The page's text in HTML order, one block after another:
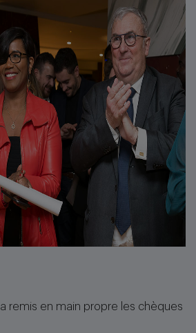
a remis en main propre les chèques